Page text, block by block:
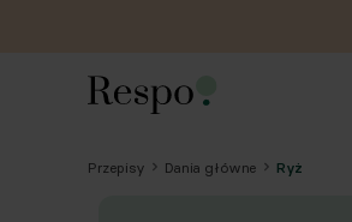
Przepisy Dania główne Ryż